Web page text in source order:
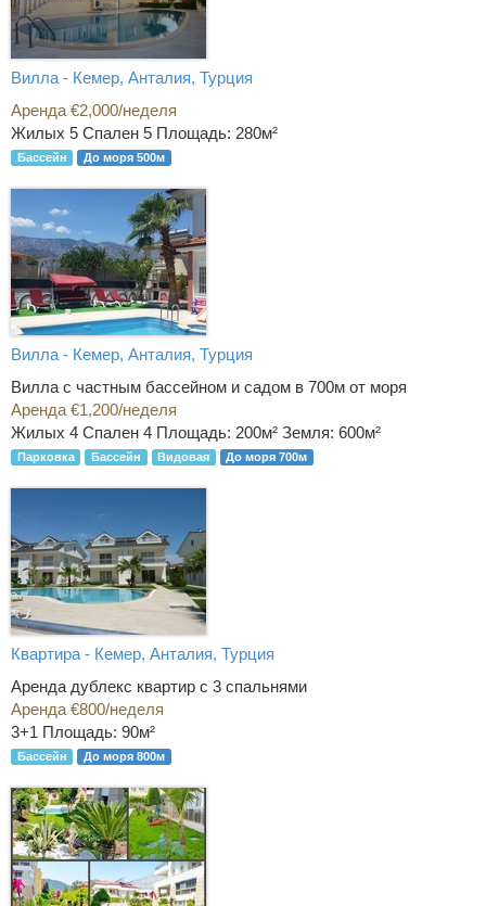
Вилла - Кемер, Анталия, Турция
Аренда €2,000/неделя
Жилых 5 Спален 5 Площадь: 280м²
Бассейн До моря 500м
Вилла - Кемер, Анталия, Турция
Вилла с частным бассейном и садом в 700м от моря
Аренда €1,200/неделя
Жилых 4 Спален 4 Площадь: 200м² Земля: 600м²
Парковка Бассейн Видовая До моря 700м
Квартира - Кемер, Анталия, Турция
Аренда дублекс квартир с 3 спальнями
Аренда €800/неделя
3+1 Площадь: 90м²
Бассейн До моря 800м